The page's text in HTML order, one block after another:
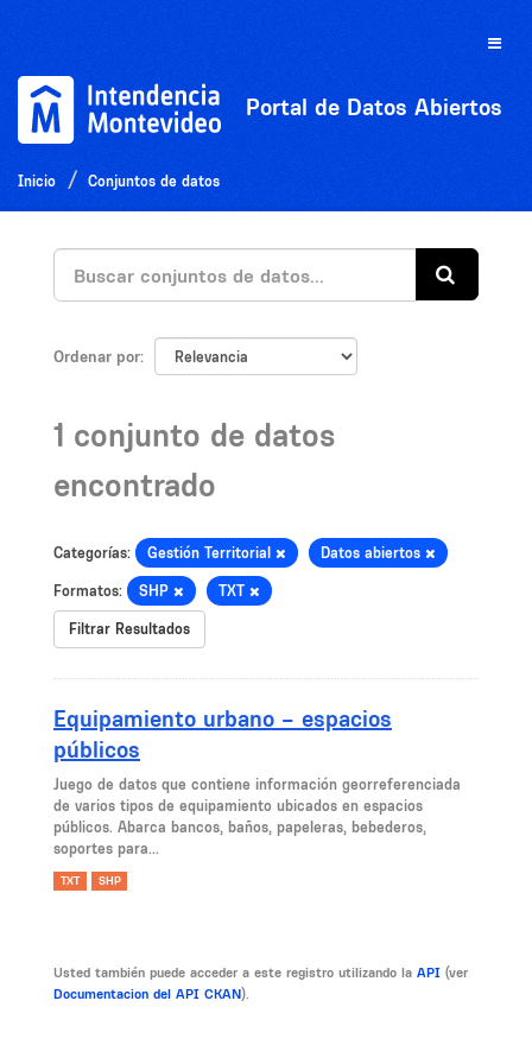
Toggle
Portal de Datos Abiertos
Inicio Conjuntos de datos
Ordenar por
1 conjunto de datos
encontrado
Categorías: Gestión Territorial Datos abiertos
Formatos: SHP TXT
Filtrar Resultados
Equipamiento urbano – espacios
públicos
Juego de datos que contiene información georreferenciada
de varios tipos de equipamiento ubicados en espacios
públicos. Abarca bancos, baños, papeleras, bebederos,
soportes para...
TXT SHP
Usted también puede acceder a este registro utilizando la API (ver
Documentacion del API CKAN).